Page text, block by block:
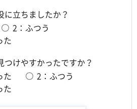
に立ちましたか？
2：ふつう
た
つけやすかったですか？
た
2：ふつう
た